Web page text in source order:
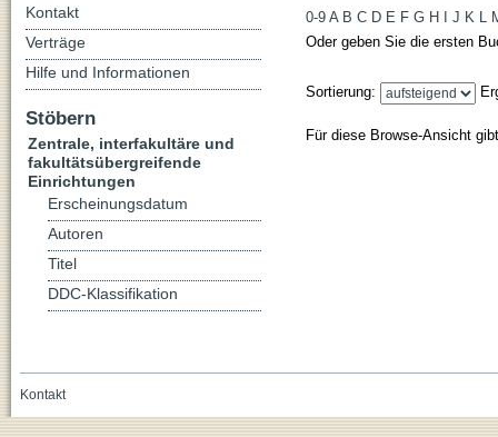
0-9 A B C D E F G H J K L
Oder geben Sie die ersten
Sortierung:
Für diese Browse-Ansicht
Kontakt
Verträge
Hilfe und Informationen
Stöbern
Zentrale, interfakultäre und
fakultätsübergreifende
Einrichtungen
Erscheinungsdatum
Autoren
Titel
DDC-Klassifikation
Kontakt